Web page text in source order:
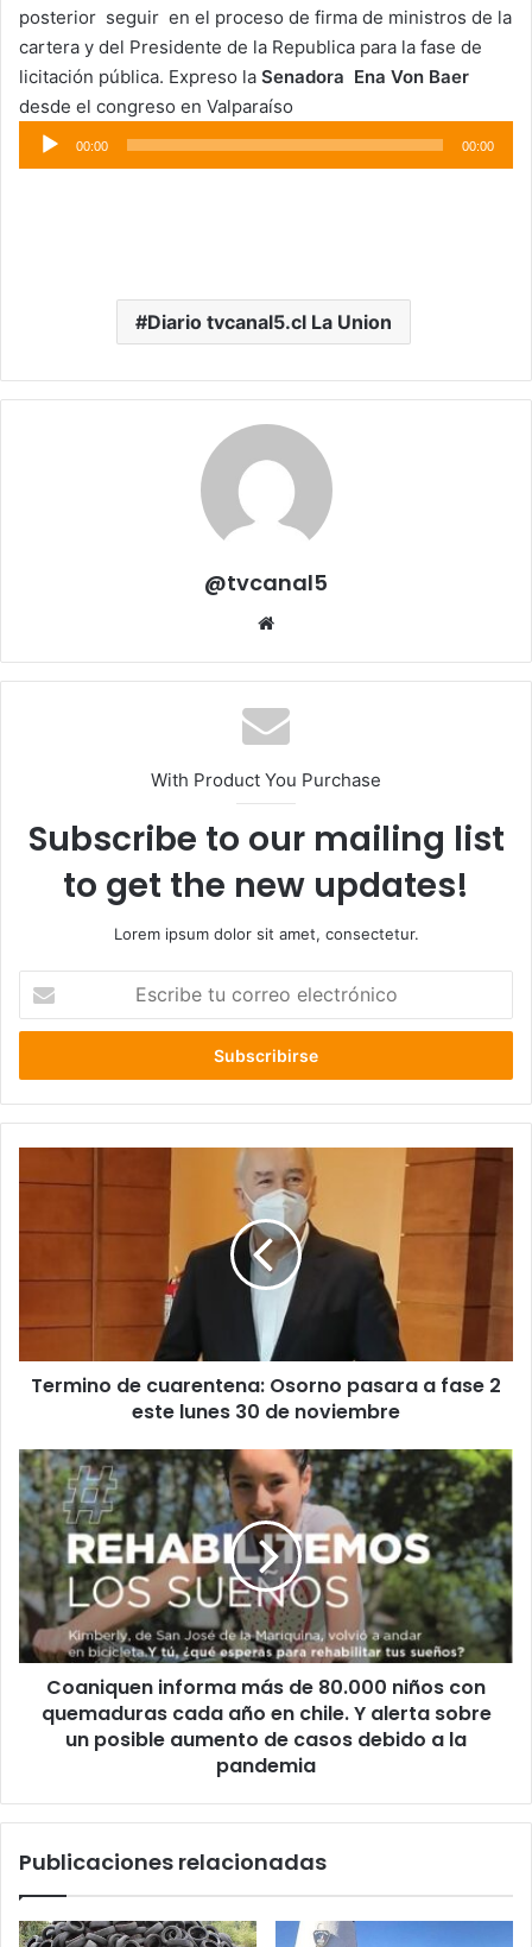
posterior seguir en el proceso de firma de ministros de la
cartera y del Presidente de la Republica para la fase de
licitación pública. Expreso la Senadora Ena Von Baer
desde el congreso en Valparaíso
Reproductor
de
00:00 00:00
Diario tvcanal5.cl La Union
@tvcanal5
With Product You Purchase
Subscribe to our mailing list
to get the new updates!
Lorem ipsum dolor sit amet, consectetur.
correo
de
Osorno
a
2
este
lunes
noviembre
Termino de cuarentena: Osorno pasara a fase 2
este lunes 30 de noviembre
Coaniquen
informa
más
de
80.000
niños
con
quemaduras
cada
sobre
posible
casos
Coaniquen informa más de 80.000 niños con
quemaduras cada año en chile. Y alerta sobre
un posible aumento de casos debido a la
pandemia
Publicaciones relacionadas